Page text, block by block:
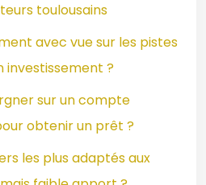
toulousains
avec vue sur les pistes
investissement ?
sur un compte
obtenir un prêt ?
les plus adaptés aux